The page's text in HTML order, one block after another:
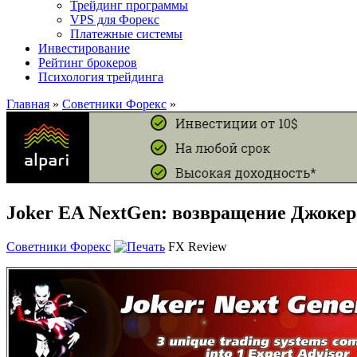
Трейдинг программы
VPS для Форекс
Платежные системы
Инвестирование
Рейтинг брокеров
Психология трейдинга
Главная » Советники Форекс »
Joker EA NextGen: возвращение
Советники Форекс FX Review